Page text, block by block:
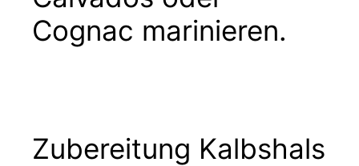
Cognac marinieren.
Zubereitung Kalbshals